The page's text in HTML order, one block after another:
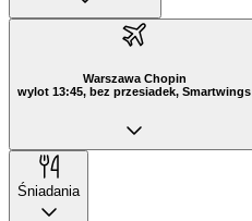
Warszawa Chopin
wylot 13:45, bez przesiadek, Smartwings
Śniadania